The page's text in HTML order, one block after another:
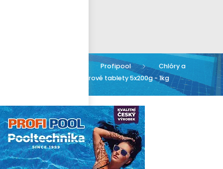
Profipool
Chlóry a
Chlorové tablety 5x200g - 1kg